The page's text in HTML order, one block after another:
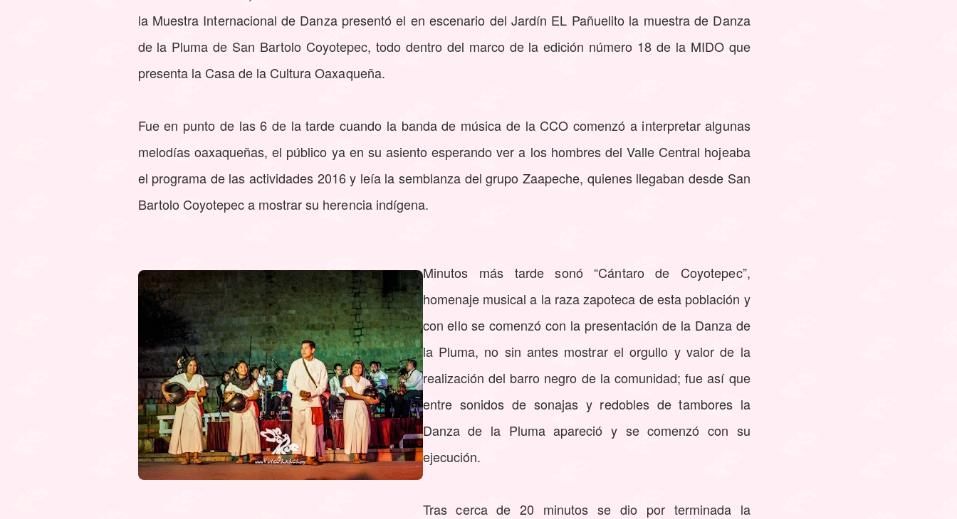
la Muestra Internacional de Danza presentó el en escenario del Jardín EL Pañuelito la muestra de Danza
de la Pluma de San Bartolo Coyotepec, todo dentro del marco de la edición número 18 de la MIDO que
presenta la Casa de la Cultura Oaxaqueña.
Fue en punto de las 6 de la tarde cuando la banda de música de la CCO comenzó a interpretar algunas
melodías oaxaqueñas, el público ya en su asiento esperando ver a los hombres del Valle Central hojeaba
el programa de las actividades 2016 y leía la semblanza del grupo Zaapeche, quienes llegaban desde San
Bartolo Coyotepec a mostrar su herencia indígena.
Minutos más tarde sonó “Cántaro de Coyotepec”,
homenaje musical a la raza zapoteca de esta población y
con ello se comenzó con la presentación de la Danza de
la Pluma, no sin antes mostrar el orgullo y valor de la
realización del barro negro de la comunidad; fue así que
entre sonidos de sonajas y redobles de tambores la
Danza de la Pluma apareció y se comenzó con su
ejecución.
Tras cerca de 20 minutos se dio por terminada la